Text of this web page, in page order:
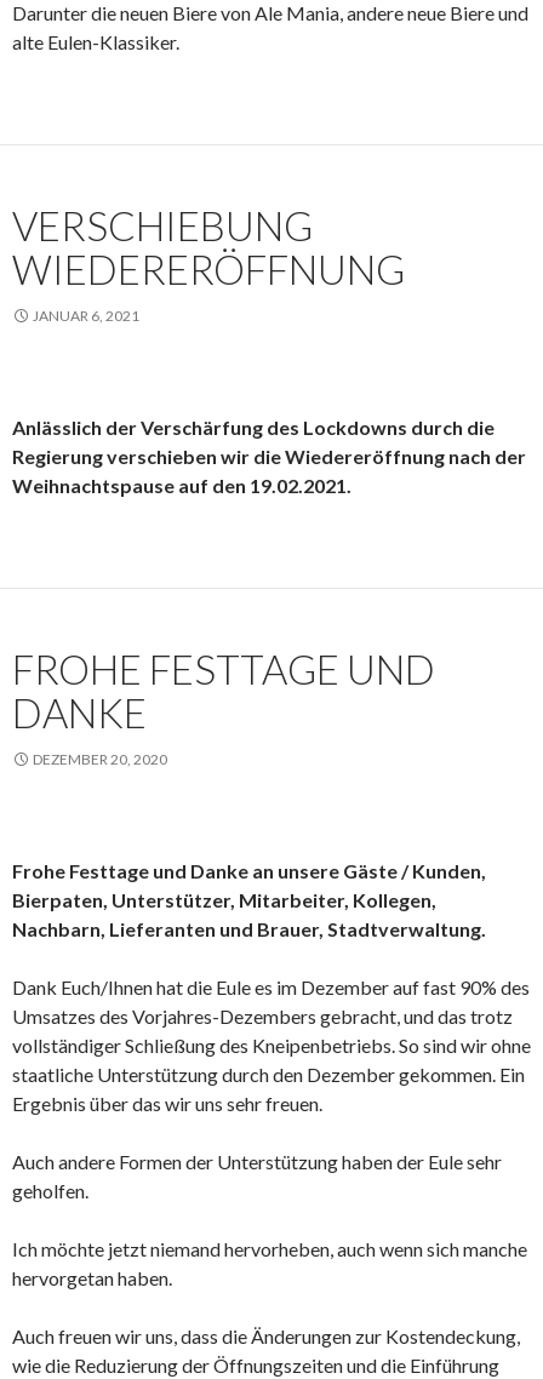
Darunter die neuen Biere von Ale Mania, andere neue Biere und
alte Eulen-Klassiker.
VERSCHIEBUNG
WIEDERERÖFFNUNG
JANUAR 6, 2021
Anlässlich der Verschärfung des Lockdowns durch die
Regierung verschieben wir die Wiedereröffnung nach der
Weihnachtspause auf den 19.02.2021.
FROHE FESTTAGE UND
DANKE
DEZEMBER 20, 2020
Frohe Festtage und Danke an unsere Gäste / Kunden,
Bierpaten, Unterstützer, Mitarbeiter, Kollegen,
Nachbarn, Lieferanten und Brauer, Stadtverwaltung.
Dank Euch/Ihnen hat die Eule es im Dezember auf fast 90% des
Umsatzes des Vorjahres-Dezembers gebracht, und das trotz
vollständiger Schließung des Kneipenbetriebs. So sind wir ohne
staatliche Unterstützung durch den Dezember gekommen. Ein
Ergebnis über das wir uns sehr freuen.
Auch andere Formen der Unterstützung haben der Eule sehr
geholfen.
Ich möchte jetzt niemand hervorheben, auch wenn sich manche
hervorgetan haben.
Auch freuen wir uns, dass die Änderungen zur Kostendeckung,
wie die Reduzierung der Öffnungszeiten und die Einführung